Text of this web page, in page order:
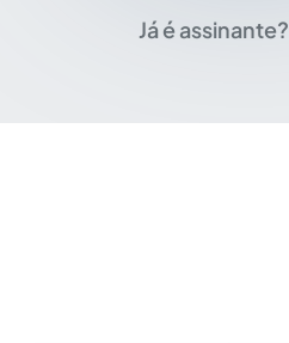
Já é assinante?